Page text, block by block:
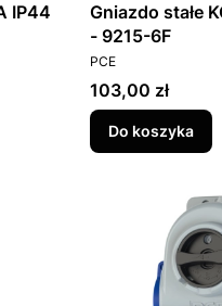
IP44
Gniazdo stałe
- 9215-6F
PRODUCENT
PCE
Cena
103,00 zł
Do koszyka